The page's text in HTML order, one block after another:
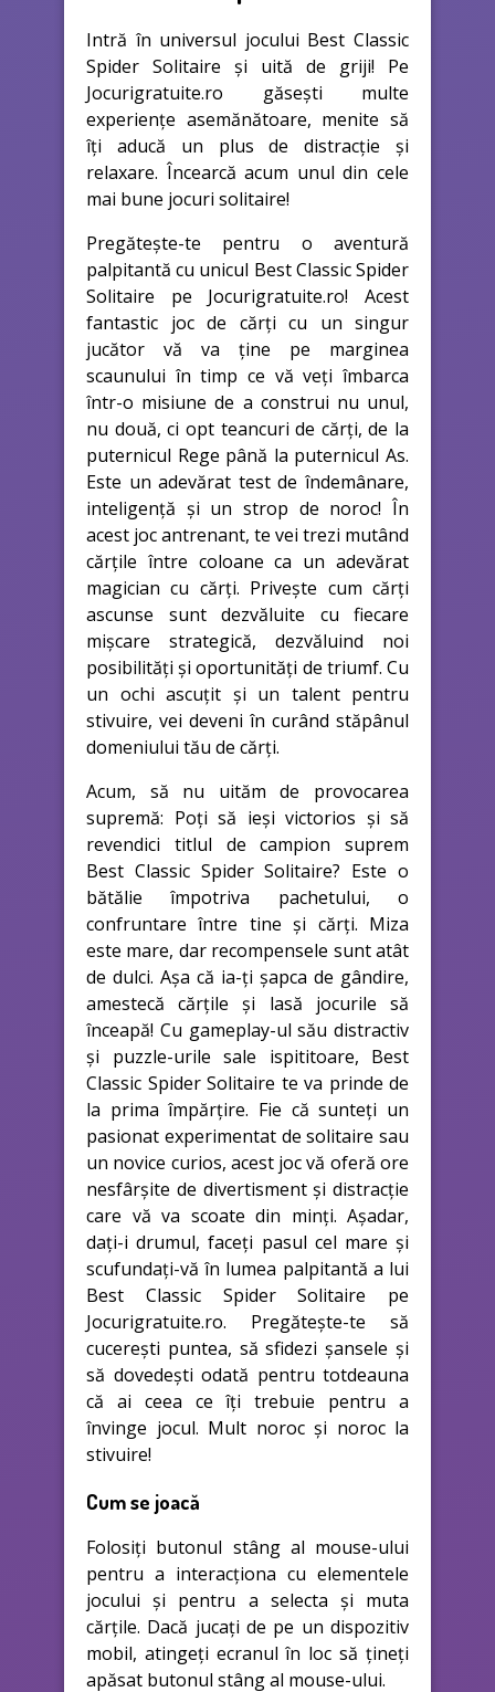
Intră în universul jocului Best Classic
Spider Solitaire și uită de griji! Pe
Jocurigratuite.ro găsești multe
experiențe asemănătoare, menite să
îți aducă un plus de distracție și
relaxare. Încearcă acum unul din cele
mai bune jocuri solitaire!
Pregătește-te pentru o aventură
palpitantă cu unicul Best Classic Spider
Solitaire pe Jocurigratuite.ro! Acest
fantastic joc de cărți cu un singur
jucător vă va ține pe marginea
scaunului în timp ce vă veți îmbarca
într-o misiune de a construi nu unul,
nu două, ci opt teancuri de cărți, de la
puternicul Rege până la puternicul As.
Este un adevărat test de îndemânare,
inteligență și un strop de noroc! În
acest joc antrenant, te vei trezi mutând
cărțile între coloane ca un adevărat
magician cu cărți. Privește cum cărți
ascunse sunt dezvăluite cu fiecare
mișcare strategică, dezvăluind noi
posibilități și oportunități de triumf. Cu
un ochi ascuțit și un talent pentru
stivuire, vei deveni în curând stăpânul
domeniului tău de cărți.
Acum, să nu uităm de provocarea
supremă: Poți să ieși victorios și să
revendici titlul de campion suprem
Best Classic Spider Solitaire? Este o
bătălie împotriva pachetului, o
confruntare între tine și cărți. Miza
este mare, dar recompensele sunt atât
de dulci. Așa că ia-ți șapca de gândire,
amestecă cărțile și lasă jocurile să
înceapă! Cu gameplay-ul său distractiv
și puzzle-urile sale ispititoare, Best
Classic Spider Solitaire te va prinde de
la prima împărțire. Fie că sunteți un
pasionat experimentat de solitaire sau
un novice curios, acest joc vă oferă ore
nesfârșite de divertisment și distracție
care vă va scoate din minți. Așadar,
dați-i drumul, faceți pasul cel mare și
scufundați-vă în lumea palpitantă a lui
Best Classic Spider Solitaire pe
Jocurigratuite.ro. Pregătește-te să
cucerești puntea, să sfidezi șansele și
să dovedești odată pentru totdeauna
că ai ceea ce îți trebuie pentru a
învinge jocul. Mult noroc și noroc la
stivuire!
Cum se joacă
Folosiți butonul stâng al mouse-ului
pentru a interacționa cu elementele
jocului și pentru a selecta și muta
cărțile. Dacă jucați de pe un dispozitiv
mobil, atingeți ecranul în loc să țineți
apăsat butonul stâng al mouse-ului.